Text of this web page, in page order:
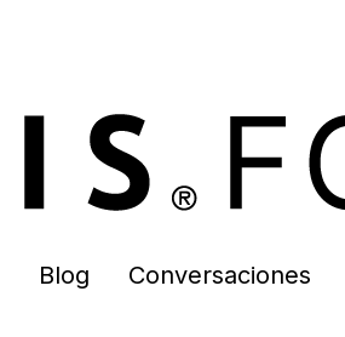
Blog Conversaciones